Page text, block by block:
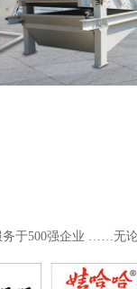
于500强企业 ……无论您